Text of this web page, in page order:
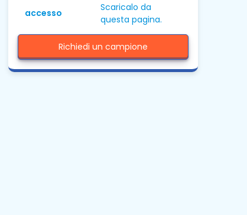
accesso
Scaricalo da
questa pagina.
Richiedi un campione